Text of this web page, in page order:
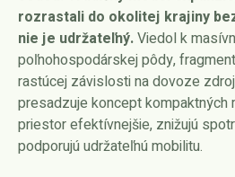
rozrastali do okolitej krajiny
nie je udržateľný.Viedol k
poľnohospodárskej pôdy,
rastúcej závislosti na dovoze
presadzuje koncept kompaktných
priestor efektívnejšie, znižujú
podporujú udržateľnú mobilitu.